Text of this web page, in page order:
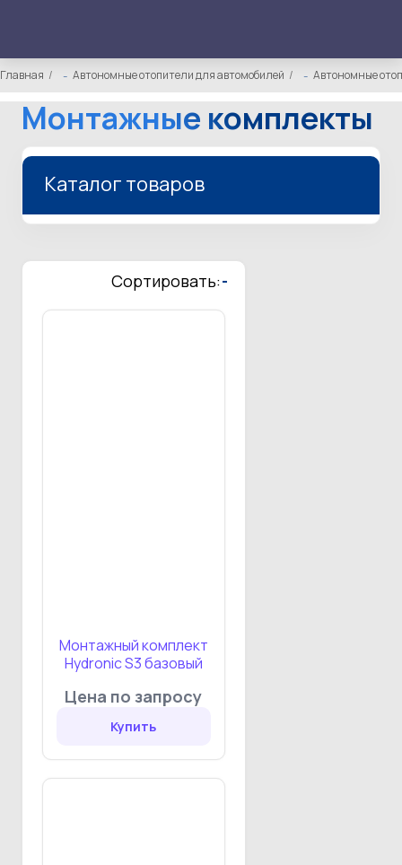
Главная Автономные отопители для автомобилей Автономные
Монтажные комплекты
Каталог товаров
Сортировать:-
Монтажный комплект
Hydronic S3 базовый
Цена по запросу
Купить